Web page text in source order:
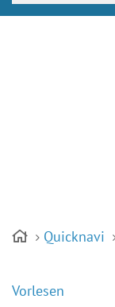
Quicknavi
Vorlesen